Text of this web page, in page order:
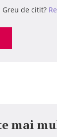
Greu de citit?
mai